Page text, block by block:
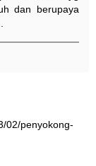
dan berupaya
02/penyokong-